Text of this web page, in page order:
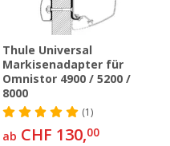
Thule Universal
Markisenadapter für
Omnistor 4900 / 5200 /
8000
(1)
ab CHF 130,00